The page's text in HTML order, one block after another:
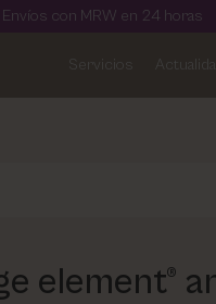
en 24 horas
Servicios
element®